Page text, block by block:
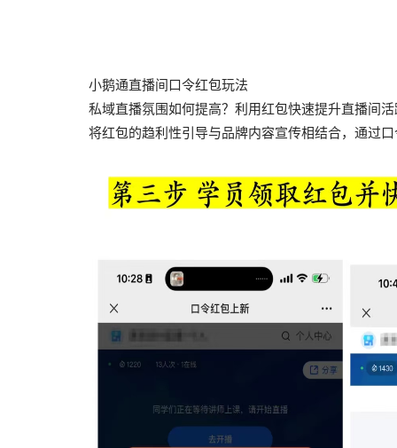
小鹅通直播间口令红包玩法
私域直播氛围如何提高？利用红包快速提升直播间
将红包的趋利性引导与品牌内容宣传相结合，通过